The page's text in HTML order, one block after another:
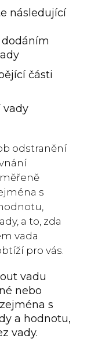
následující
části
vady
odstranění
s
a to, zda
vada
pro vás.
vadu
nebo
s
a hodnotu,
vady.